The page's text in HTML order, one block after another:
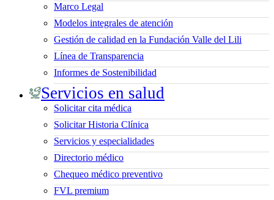
Marco Legal
Modelos integrales de atención
Gestión de calidad en la Fundación Valle del Lili
Línea de Transparencia
Informes de Sostenibilidad
Servicios en salud
Solicitar cita médica
Solicitar Historia Clínica
Servicios y especialidades
Directorio médico
Chequeo médico preventivo
FVL premium